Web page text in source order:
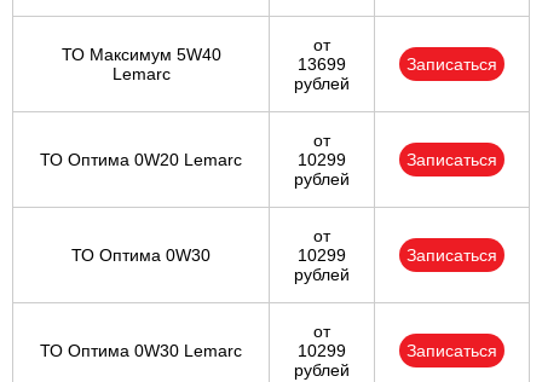
ТО Максимум 5W40
Lemarc
от
13699
рублей
Записаться
ТО Оптима 0W20 Lemarc
от
10299
рублей
Записаться
ТО Оптима 0W30
от
10299
рублей
Записаться
ТО Оптима 0W30 Lemarc
от
10299
рублей
Записаться